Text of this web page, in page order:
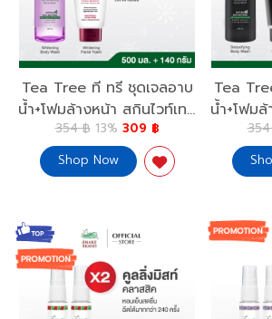
Tea Tree ที ทรี ชุดเจลอาบ
น้ำ+โฟมล้างหน้า สกินไวท์เทน
นิ่ง 500มล.+โฟมล้างหน้า ไวท์
เทนนิ่ง 4.8ออนซ์ Skin
Whitening Body Wash
354 ฿ 13% 309 ฿
Shop Now
Tea
น้ำ+โฟม
อิ้ง 500
อร์